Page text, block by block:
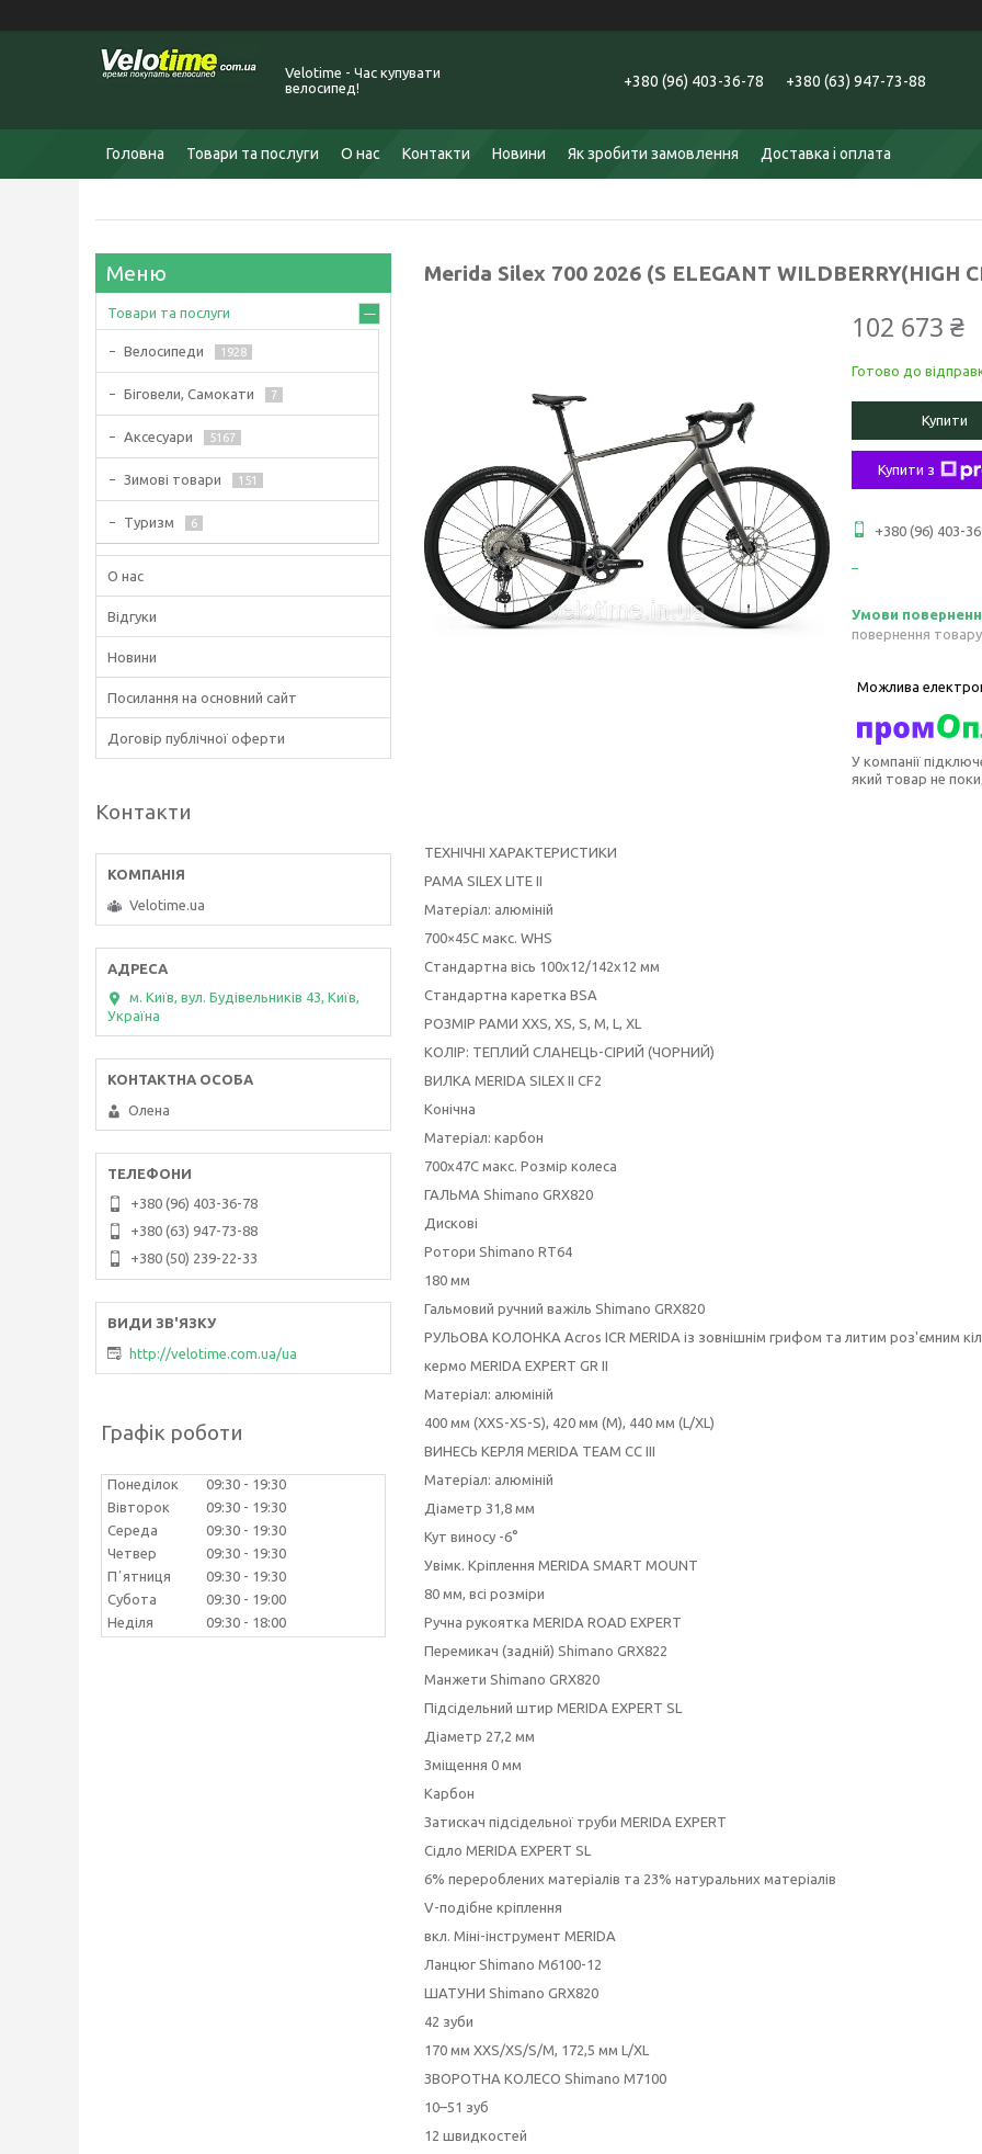
Velotime - Час купувати
велосипед!
+380 (96) 403-36-78 +380 (63) 947-73-88
Головна Товари та послуги О нас Контакти Новини Як зробити замовлення Доставка і оплата
Merida Silex 700 2026 (S ELEGANT WILDBERRY(HIGH
102 673 ₴
Готово до
Купити
Купити з
+380 (96) 403-
повернення
У компанії
який товар не
ТЕХНІЧНІ ХАРАКТЕРИСТИКИ
РАМА SILEX LITE II
Матеріал: алюміній
700×45C макс. WHS
Стандартна вісь 100x12/142x12 мм
Стандартна каретка BSA
РОЗМІР РАМИ XXS, XS, S, M, L, XL
КОЛІР: ТЕПЛИЙ СЛАНЕЦЬ-СІРИЙ (ЧОРНИЙ)
ВИЛКА MERIDA SILEX II CF2
Конічна
Матеріал: карбон
700x47C макс. Розмір колеса
ГАЛЬМА Shimano GRX820
Дискові
Ротори Shimano RT64
180 мм
Гальмовий ручний важіль Shimano GRX820
РУЛЬОВА КОЛОНКА Acros ICR MERIDA із зовнішнім грифом та литим роз'ємним
кермо MERIDA EXPERT GR II
Матеріал: алюміній
400 мм (XXS-XS-S), 420 мм (M), 440 мм (L/XL)
ВИНЕСЬ КЕРЛЯ MERIDA TEAM CC III
Матеріал: алюміній
Діаметр 31,8 мм
Кут виносу -6°
Увімк. Кріплення MERIDA SMART MOUNT
80 мм, всі розміри
Ручна рукоятка MERIDA ROAD EXPERT
Перемикач (задній) Shimano GRX822
Манжети Shimano GRX820
Підсідельний штир MERIDA EXPERT SL
Діаметр 27,2 мм
Зміщення 0 мм
Карбон
Затискач підсідельної труби MERIDA EXPERT
Сідло MERIDA EXPERT SL
6% перероблених матеріалів та 23% натуральних матеріалів
V-подібне кріплення
вкл. Міні-інструмент MERIDA
Ланцюг Shimano M6100-12
ШАТУНИ Shimano GRX820
42 зуби
170 мм XXS/XS/S/M, 172,5 мм L/XL
ЗВОРОТНА КОЛЕСО Shimano M7100
10–51 зуб
12 швидкостей
Товари та послуги
Велосипеди 1928
Біговели, Самокати 7
Аксесуари 5167
Зимові товари 151
Туризм 6
О нас
Відгуки
Новини
Посилання на основний сайт
Договір публічної оферти
Контакти
Velotime.ua
м. Київ, вул. Будівельників 43, Київ,
Україна
Олена
+380 (96) 403-36-78
+380 (63) 947-73-88
+380 (50) 239-22-33
http://velotime.com.ua/ua
Графік роботи
Понеділок 09:30
19:30
Вівторок
09:30
19:30
Середа
09:30
19:30
Четвер
09:30
19:30
Пʼятниця
09:30
19:30
Субота
09:30
19:00
Неділя
09:30 18:00